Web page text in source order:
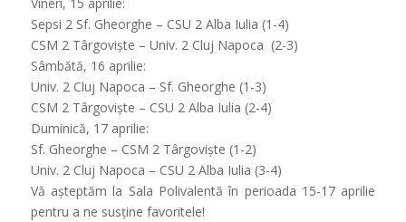
Vineri, 15 aprilie:
Sepsi 2 Sf. Gheorghe – CSU 2 Alba Iulia (1-4)
CSM 2 Târgoviște – Univ. 2 Cluj Napoca (2-3)
Sâmbătă, 16 aprilie:
Univ. 2 Cluj Napoca – Sf. Gheorghe (1-3)
CSM 2 Târgoviște – CSU 2 Alba Iulia (2-4)
Duminică, 17 aprilie:
Sf. Gheorghe – CSM 2 Târgoviște (1-2)
Univ. 2 Cluj Napoca – CSU 2 Alba Iulia (3-4)
Vă așteptăm la Sala Polivalentă în perioada 15-17 aprilie
pentru a ne susține favoritele!